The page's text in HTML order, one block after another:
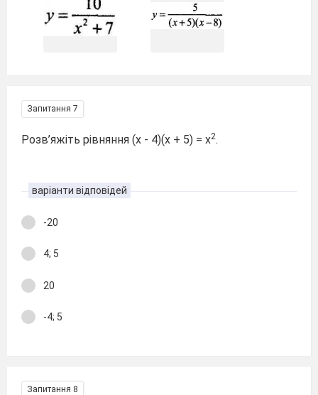
Запитання 7
Розв’яжіть рівняння (х - 4)(х + 5) = х2.
варіанти відповідей
-20
4; 5
20
-4; 5
Запитання 8